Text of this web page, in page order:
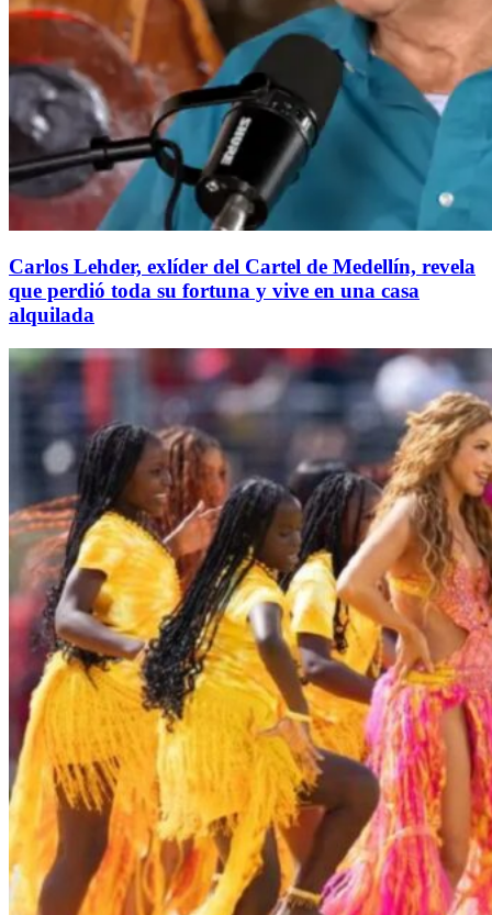
Carlos Lehder, exlíder del Cartel de Medellín, revela
que perdió toda su fortuna y vive en una casa
alquilada